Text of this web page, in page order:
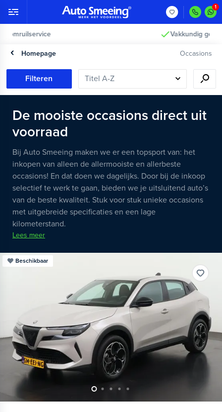
Homepage Occasions
Filteren
De mooiste occasions direct uit
voorraad
Bij Auto Smeeing maken we er een topsport van: het
inkopen van alleen de allermooiste en allerbeste
occasions! En dat doen we dagelijks. Door bij de inkoop
selectief te werk te gaan, bieden we je uitsluitend auto’s
van de beste kwaliteit. Stuk voor stuk unieke occasions
met uitgebreide specificaties en een lage
kilometerstand.
Lees meer
Beschikbaar